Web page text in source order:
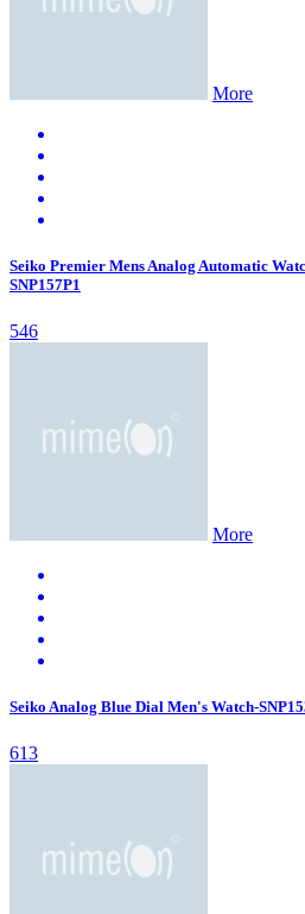
More
Seiko Premier Mens Analog Automatic
SNP157P1
546
More
Seiko Analog Blue Dial Men's Watch-
613